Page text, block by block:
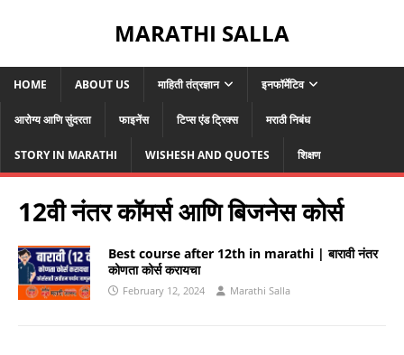
MARATHI SALLA
HOME ABOUT US माहिती तंत्रज्ञान इनफॉर्मेटिव
आरोग्य आणि सुंदरता फाइनेंस टिप्स एंड ट्रिक्स मराठी निबंध
STORY IN MARATHI WISHESH AND QUOTES शिक्षण
12वी नंतर कॉमर्स आणि बिजनेस कोर्स
Best course after 12th in marathi | बारावी नंतर
कोणता कोर्स करायचा
February 12, 2024 Marathi Salla